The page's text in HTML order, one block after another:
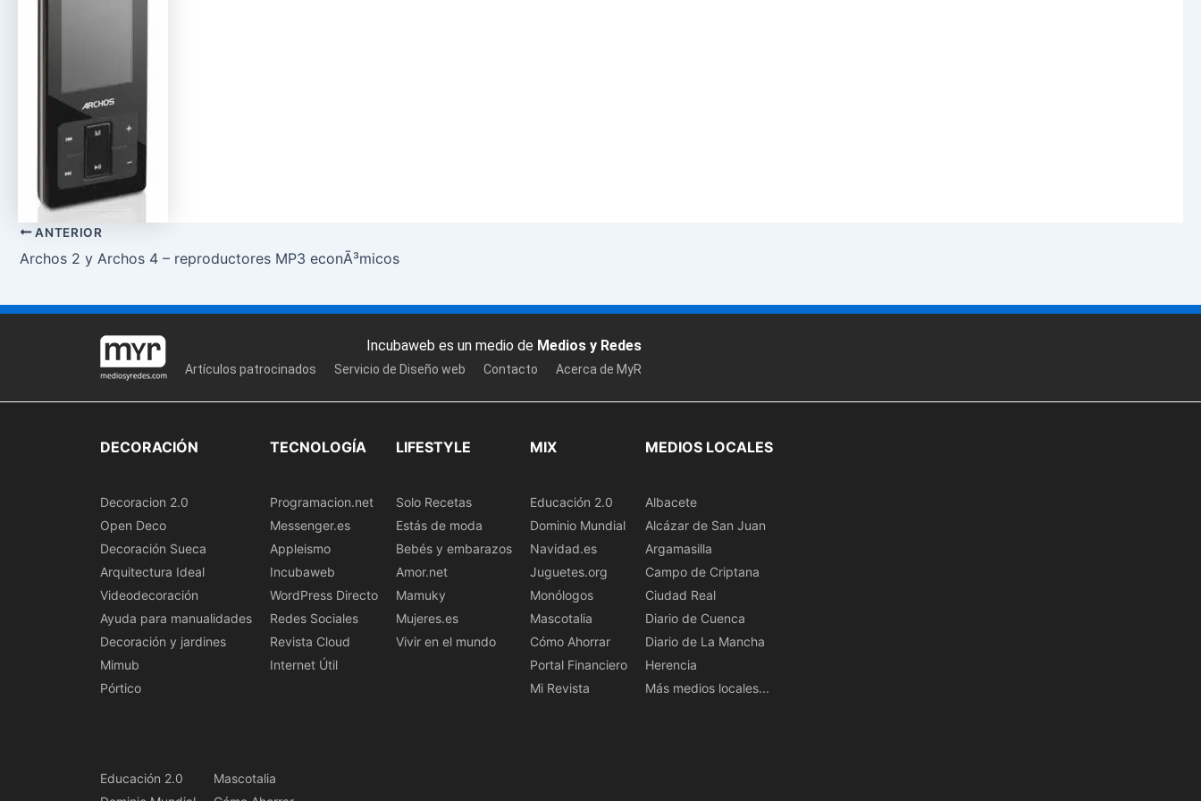
ANTERIOR
Archos 2 y Archos 4 – reproductores MP3 econÃ³micos
Incubaweb es un medio de Medios y Redes
Artículos patrocinados Servicio de Diseño web Contacto Acerca de MyR
DECORACIÓN
Decoracion 2.0
Open Deco
Decoración Sueca
Arquitectura Ideal
Videodecoración
Ayuda para manualidades
Decoración y jardines
Mimub
Pórtico
TECNOLOGÍA
Programacion.net
Messenger.es
Appleismo
Incubaweb
WordPress Directo
Redes Sociales
Revista Cloud
Internet Útil
LIFESTYLE
Solo Recetas
Estás de moda
Bebés y embarazos
Amor.net
Mamuky
Mujeres.es
Vivir en el mundo
MIX
Educación 2.0
Dominio Mundial
Navidad.es
Juguetes.org
Monólogos
Mascotalia
Cómo Ahorrar
Portal Financiero
Mi Revista
MEDIOS LOCALES
Albacete
Alcázar de San Juan
Argamasilla
Campo de Criptana
Ciudad Real
Diario de Cuenca
Diario de La Mancha
Herencia
Más medios locales...
Educación 2.0
Mascotalia